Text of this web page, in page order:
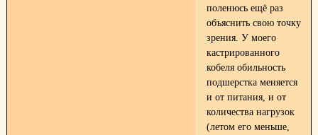
поленюсь ещё раз
объяснить свою точку
зрения. У моего
кастрированного
кобеля обильность
подшерстка меняется
и от питания, и от
количества нагрузок
(летом его меньше,